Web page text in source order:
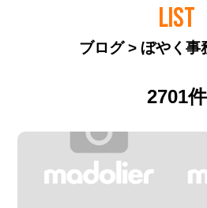
LIST
ブログ > ぼやく事
2701件